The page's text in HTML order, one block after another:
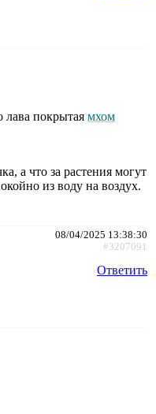
лава покрытая мхом
а что за растения могут
из воду на воздух.
08/04/2025 13:38:30
#3207091
Ответить